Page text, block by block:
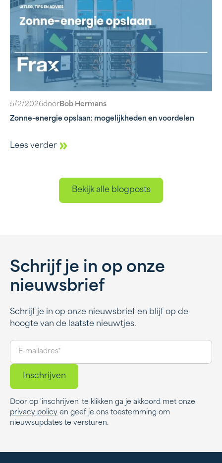
5/2/2026door Bob Hermans
Zonne-energie opslaan: mogelijkheden en voordelen
Lees verder
Bekijk alle blogposts
Schrijf je in op onze
nieuwsbrief
Schrijf je in op onze nieuwsbrief en blijf op de
hoogte van de laatste nieuwtjes.
Door op 'inschrijven' te klikken ga je akkoord met onze
privacy policy en geef je ons toestemming om
nieuwsupdates te versturen.